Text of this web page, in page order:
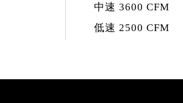
中速 3600 CFM
低速 2500 CFM